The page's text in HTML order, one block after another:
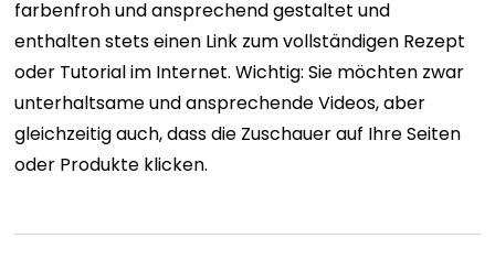
farbenfroh und ansprechend gestaltet und
enthalten stets einen Link zum vollständigen Rezept
oder Tutorial im Internet. Wichtig: Sie möchten zwar
unterhaltsame und ansprechende Videos, aber
gleichzeitig auch, dass die Zuschauer auf Ihre Seiten
oder Produkte klicken.